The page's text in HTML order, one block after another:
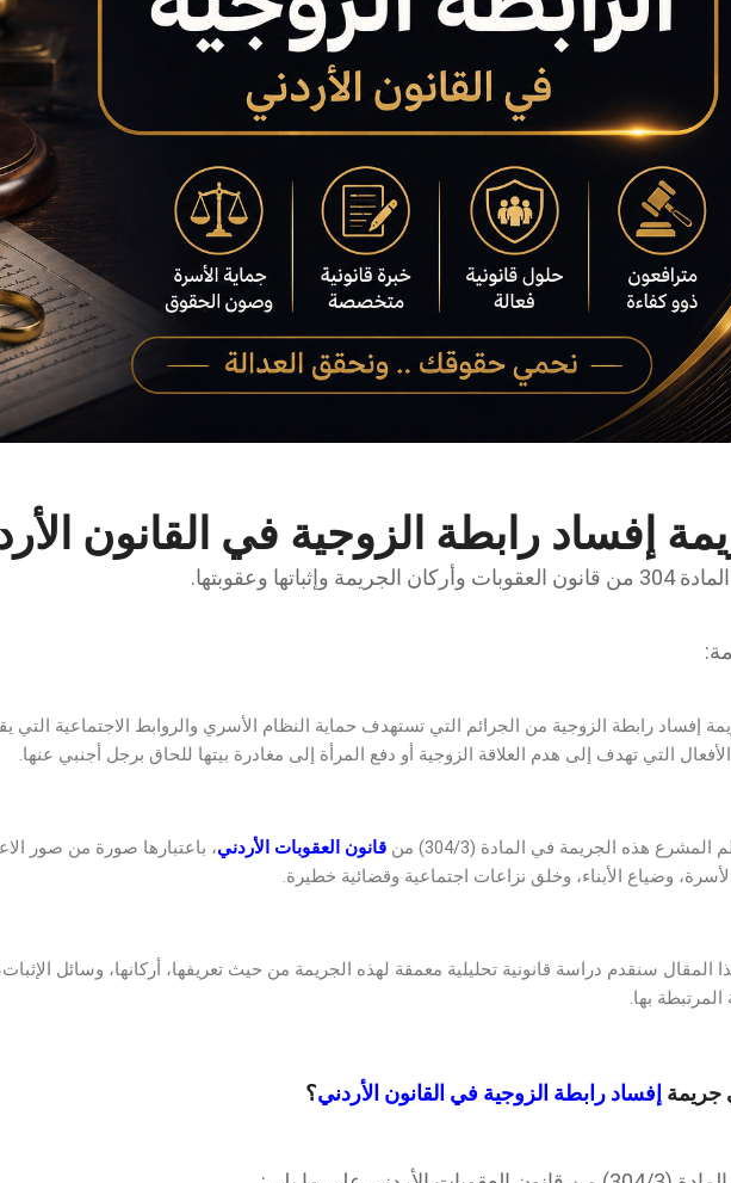
إفساد رابطة الزوجية في القانون
الجريمة وإثباتها وعقوبتها.
إفساد رابطة الزوجية من الجرائم التي تستهدف حماية النظام الأسري والروابط الاجتماعية
التي تهدف إلى هدم العلاقة الزوجية أو دفع المرأة إلى مغادرة بيتها للحاق برجل أجنبي عنها.
المشرع هذه الجريمة في المادة (304/3) من قانون العقوبات الأردني، باعتبارها صورة من صور
وضياع الأبناء، وخلق نزاعات اجتماعية وقضائية خطيرة.
المقال سنقدم دراسة قانونية تحليلية معمقة لهذه الجريمة من حيث تعريفها، أركانها، وسائل
المرتبطة بها.
جريمة إفساد رابطة الزوجية في القانون الأردني؟